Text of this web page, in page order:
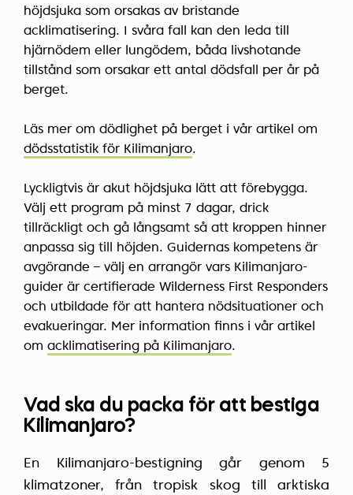
höjdsjuka som orsakas av bristande
acklimatisering. I svåra fall kan den leda till
hjärnödem eller lungödem, båda livshotande
tillstånd som orsakar ett antal dödsfall per år på
berget.
Läs mer om dödlighet på berget i vår artikel om
dödsstatistik för Kilimanjaro.
Lyckligtvis är akut höjdsjuka lätt att förebygga.
Välj ett program på minst 7 dagar, drick
tillräckligt och gå långsamt så att kroppen hinner
anpassa sig till höjden. Guidernas kompetens är
avgörande – välj en arrangör vars Kilimanjaro-
guider är certifierade Wilderness First Responders
och utbildade för att hantera nödsituationer och
evakueringar. Mer information finns i vår artikel
om acklimatisering på Kilimanjaro.
Vad ska du packa för att bestiga
Kilimanjaro?
En Kilimanjaro-bestigning går genom 5
klimatzoner, från tropisk skog till arktiska